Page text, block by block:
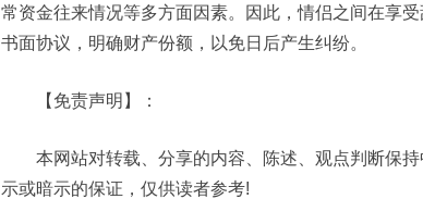
常资金往来情况等多方面因素。因此，情侣之间在享
书面协议，明确财产份额，以免日后产生纠纷。
【免责声明】：
本网站对转载、分享的内容、陈述、观点判断保持
示或暗示的保证，仅供读者参考!